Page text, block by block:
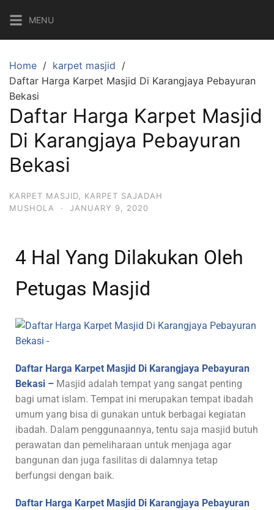
MENU
Home
karpet masjid
Daftar Harga Karpet Masjid Di Karangjaya Pebayuran
Bekasi
Daftar Harga Karpet Masjid
Di Karangjaya Pebayuran
Bekasi
KARPET MASJID
KARPET SAJADAH
MUSHOLA
· JANUARY 9, 2020
4 Hal Yang Dilakukan Oleh
Petugas Masjid
Daftar Harga Karpet Masjid Di Karangjaya Pebayuran
Bekasi – Masjid adalah tempat yang sangat penting
bagi umat islam. Tempat ini merupakan tempat ibadah
umum yang bisa di gunakan untuk berbagai kegiatan
ibadah. Dalam penggunaannya, tentu saja masjid butuh
perawatan dan pemeliharaan untuk menjaga agar
bangunan dan juga fasilitas di dalamnya tetap
berfungsi dengan baik.
Daftar Harga Karpet Masjid Di Karangjaya Pebayuran